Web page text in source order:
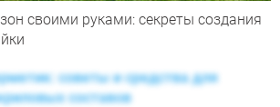
своими руками: секреты создания